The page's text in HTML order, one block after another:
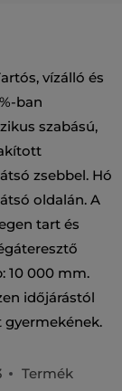
vízálló és
ban
szabású,
zsebbel. Hó
oldalán. A
tart és
10 000 mm.
időjárástól
Termék